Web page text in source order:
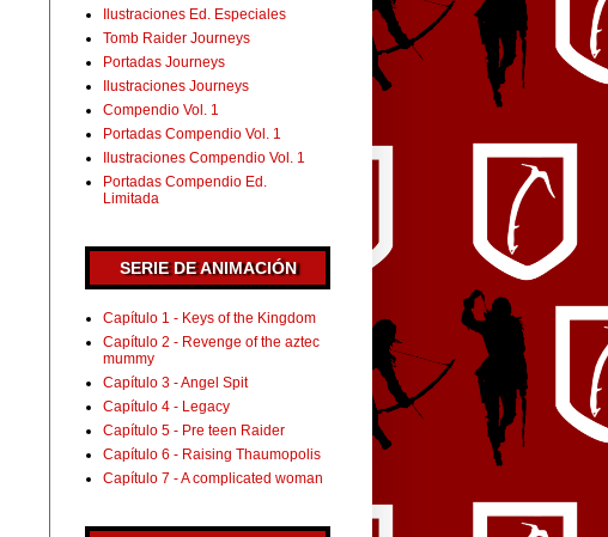
Ilustraciones Ed. Especiales
Tomb Raider Journeys
Portadas Journeys
Ilustraciones Journeys
Compendio Vol. 1
Portadas Compendio Vol. 1
Ilustraciones Compendio Vol. 1
Portadas Compendio Ed.
Limitada
SERIE DE ANIMACIÓN
Capítulo 1 - Keys of the Kingdom
Capítulo 2 - Revenge of the aztec
mummy
Capítulo 3 - Angel Spit
Capítulo 4 - Legacy
Capítulo 5 - Pre teen Raider
Capítulo 6 - Raising Thaumopolis
Capítulo 7 - A complicated woman